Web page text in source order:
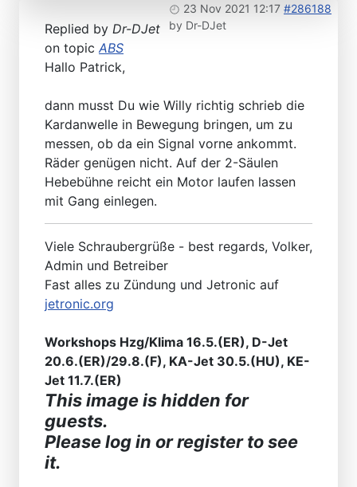
23 Nov 2021 12:17 #286188
by Dr-DJet
Replied by Dr-DJet
on topic ABS
Hallo Patrick,
dann musst Du wie Willy richtig schrieb die
Kardanwelle in Bewegung bringen, um zu
messen, ob da ein Signal vorne ankommt.
Räder genügen nicht. Auf der 2-Säulen
Hebebühne reicht ein Motor laufen lassen
mit Gang einlegen.
Viele Schraubergrüße - best regards, Volker,
Admin und Betreiber
Fast alles zu Zündung und Jetronic auf
jetronic.org
Workshops Hzg/Klima 16.5.(ER), D-Jet
20.6.(ER)/29.8.(F), KA-Jet 30.5.(HU), KE-
Jet 11.7.(ER)
This image is hidden for
guests.
Please log in or register to see
it.